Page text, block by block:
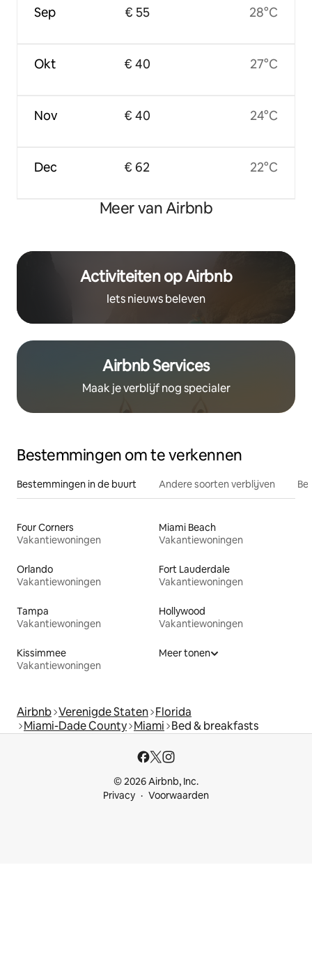
Sep
Okt
Nov
Dec
€ 55
€ 40
€ 40
€ 62
28°C
27°C
24°C
22°C
Meer van Airbnb
Activiteiten op Airbnb
Iets nieuws beleven
Airbnb Services
Maak je verblijf nog specialer
Bestemmingen om te verkennen
Bestemmingen in de buurt Andere soorten verblijven
Four Corners
Vakantiewoningen
Miami Beach
Vakantiewoningen
Orlando
Vakantiewoningen
Fort Lauderdale
Vakantiewoningen
Tampa
Vakantiewoningen
Hollywood
Vakantiewoningen
Kissimmee
Vakantiewoningen
Meer tonen
Airbnb Verenigde Staten Florida
Miami-Dade County Miami Bed & breakfasts
© 2026 Airbnb, Inc.
Privacy
Voorwaarden